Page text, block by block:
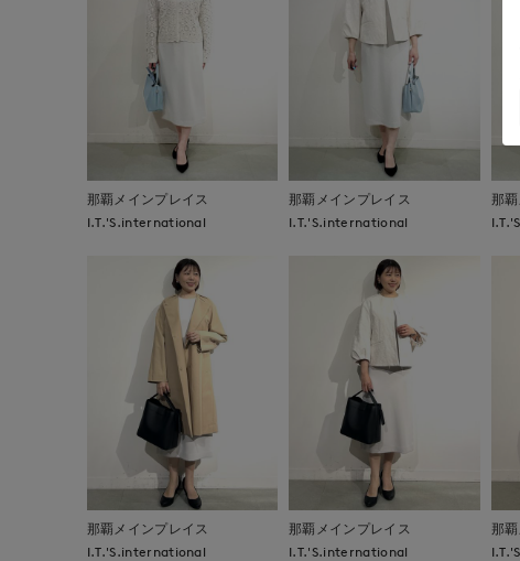
那覇メインプレイス
I.T.'S.international
那覇メインプレイス
I.T.'S.international
那
那覇メインプレイス
I.T.'S.international
那覇メインプレイス
I.T.'S.international
那